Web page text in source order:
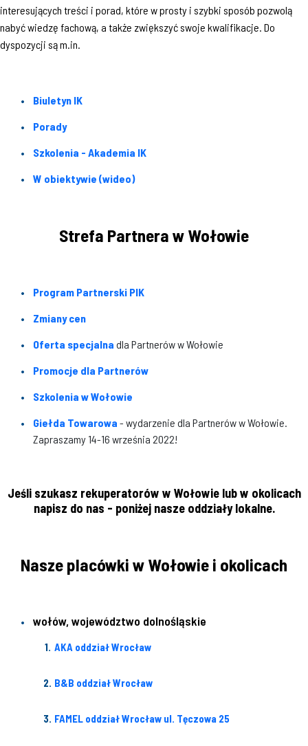
interesujących treści i porad, które w prosty i szybki sposób pozwolą
nabyć wiedzę fachową, a także zwiększyć swoje kwalifikacje. Do
dyspozycji są m.in.
Biuletyn IK
Porady
Szkolenia - Akademia IK
W obiektywie (wideo)
Strefa Partnera w Wołowie
Program Partnerski PIK
Zmiany cen
Oferta specjalna dla Partnerów w Wołowie
Promocje dla Partnerów
Szkolenia w Wołowie
Giełda Towarowa - wydarzenie dla Partnerów w Wołowie.
Zapraszamy 14-16 września 2022!
Jeśli szukasz rekuperatorów w Wołowie lub w okolicach
napisz do nas - poniżej nasze oddziały lokalne.
Nasze placówki w Wołowie i okolicach
wołów, województwo dolnośląskie
AKA oddział Wrocław
B&B oddział Wrocław
FAMEL oddział Wrocław ul. Tęczowa 25